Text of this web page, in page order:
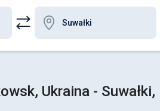
Ukraina -